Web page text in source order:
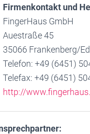
Firmenkontakt und
FingerHaus GmbH
Auestraße 45
35066 Frankenberg/
Telefon: +49 (6451)
Telefax: +49 (6451)
http://